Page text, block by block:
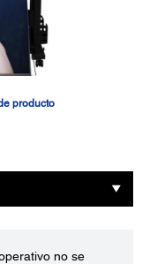
producto
no se